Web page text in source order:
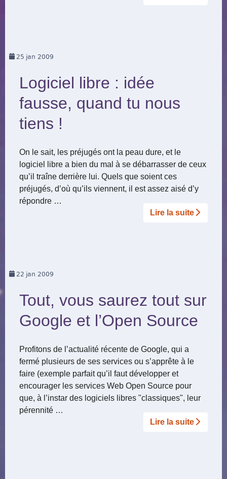
25 jan 2009
Logiciel libre : idée
fausse, quand tu nous
tiens !
On le sait, les préjugés ont la peau dure, et le
logiciel libre a bien du mal à se débarrasser de ceux
qu’il traîne derrière lui. Quels que soient ces
préjugés, d’où qu’ils viennent, il est assez aisé d’y
répondre …
Lire la suite­­
22 jan 2009
Tout, vous saurez tout sur
Google et l’Open Source
Profitons de l’actualité récente de Google, qui a
fermé plusieurs de ses services ou s’apprête à le
faire (exemple parfait qu’il faut développer et
encourager les services Web Open Source pour
que, à l’instar des logiciels libres "classiques", leur
pérennité …
Lire la suite­­